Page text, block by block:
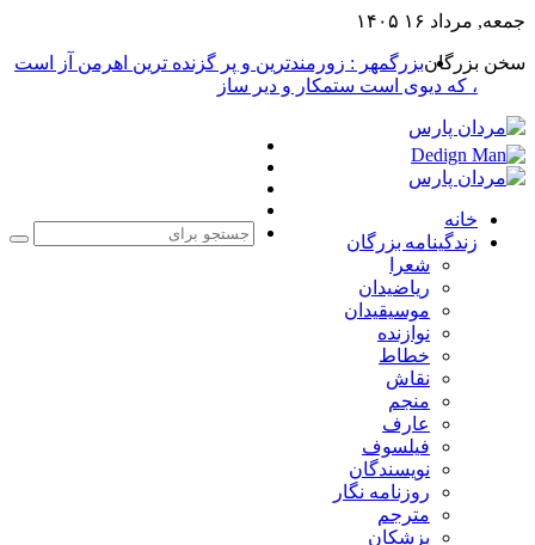
جمعه, مرداد ۱۶ ۱۴۰۵
سخن بزرگانبزرگمهر : زورمندترین و پر گزنده ترین اهرمن آز است
، که دیوی است ستمکار و دیر ساز
خانه
زندگینامه بزرگان
شعرا
ریاضیدان
موسیقیدان
نوازنده
خطاط
نقاش
منجم
عارف
فیلسوف
نویسندگان
روزنامه نگار
مترجم
پزشکان